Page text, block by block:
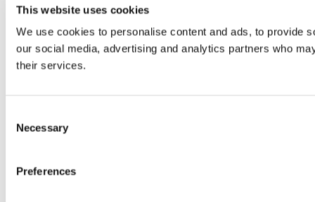
This website uses cookies
We use cookies to personalise content and ads, to provide
our social media, advertising and analytics partners who
their services.
Selection
Necessary
Preferences